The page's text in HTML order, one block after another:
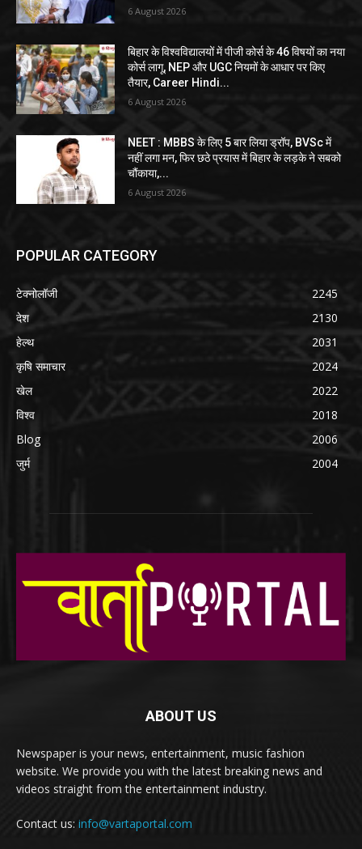
6 August 2026
बिहार के विश्वविद्यालयों में पीजी कोर्स के 46 विषयों का नया
कोर्स लागू, NEP और UGC नियमों के आधार पर किए
तैयार, Career Hindi...
6 August 2026
NEET : MBBS के लिए 5 बार लिया ड्रॉप, BVSc में
नहीं लगा मन, फिर छठे प्रयास में बिहार के लड़के ने सबको
चौंकाया,...
6 August 2026
POPULAR CATEGORY
टेक्नोलॉजी
2245
देश
2130
हेल्थ
2031
कृषि समाचार
2024
खेल
2022
विश्व
2018
Blog
2006
जुर्म
2004
ABOUT US
Newspaper is your news, entertainment, music fashion
website. We provide you with the latest breaking news and
videos straight from the entertainment industry.
Contact us: info@vartaportal.com